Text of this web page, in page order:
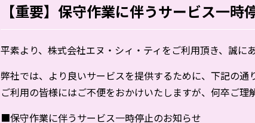
【重要】保守作業に伴うサービス一
平素より、株式会社エヌ・シィ・ティをご利用頂き、誠に
弊社では、より良いサービスを提供するために、下記の通
ご利用の皆様にはご不便をおかけいたしますが、何卒ご理
■保守作業に伴うサービス一時停止のお知らせ